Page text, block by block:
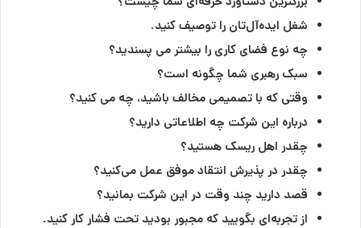
شغل ایده‌آل‌تان را توصیف کنید.
چه نوع فضای کاری را بیشتر می پسندید؟
سبک رهبری شما چگونه است؟
وقتی که با تصمیمی مخالف باشید، چه می کنید؟
درباره این شرکت چه اطلاعاتی دارید؟
چقدر اهل ریسک هستید؟
چقدر در پذیرش انتقاد موفق عمل می‌کنید؟
قصد دارید چند وقت در این شرکت بمانید؟
از تجربه‌ای بگویید که مجبور بودید تحت فشار کار کنید.